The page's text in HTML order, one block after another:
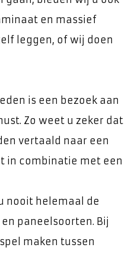
en massief
leggen, of wij doen
is een bezoek aan
Zo weet u zeker dat
vertaald naar een
in combinatie met een
nooit helemaal de
paneelsoorten. Bij
maken tussen